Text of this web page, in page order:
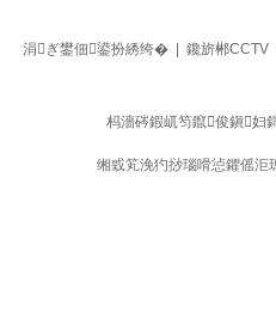
涓ぎ鐢佃鍙扮綉绔� 鑱旂郴CCTV
杩濇硶鍜屼笉鑹俊鎭
缃戜笂浼犳挱瑙嗗惉鑺傜